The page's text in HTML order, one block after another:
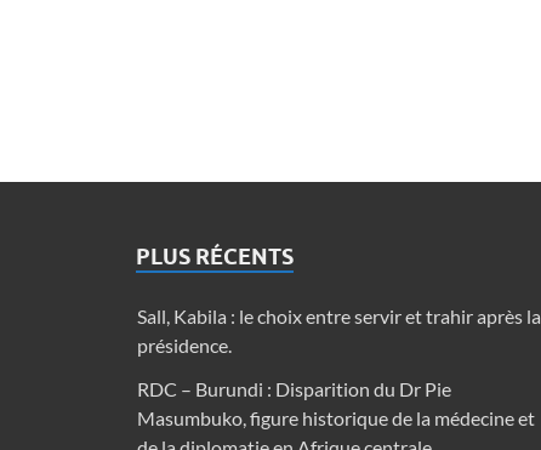
PLUS RÉCENTS
Sall, Kabila : le choix entre servir et trahir après la
présidence.
RDC – Burundi : Disparition du Dr Pie
Masumbuko, figure historique de la médecine et